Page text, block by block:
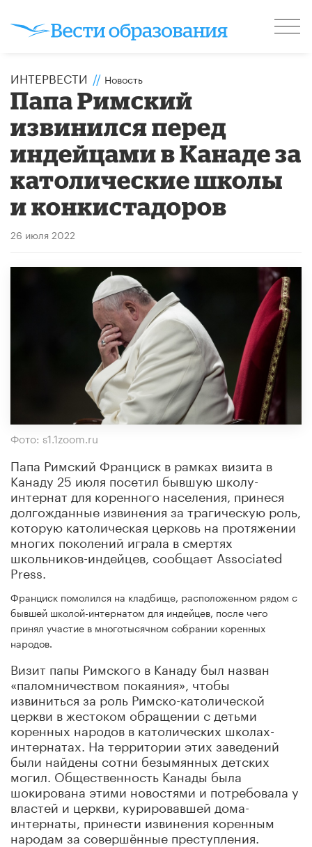
ИНТЕРВЕСТИ // Новость
Папа Римский
извинился перед
индейцами в Канаде за
католические школы
и конкистадоров
26 июля 2022
Фото: s1.1zoom.ru
Папа Римский Франциск в рамках визита в
Канаду 25 июля посетил бывшую школу-
интернат для коренного населения, принеся
долгожданные извинения за трагическую роль,
которую католическая церковь на протяжении
многих поколений играла в смертях
школьников-индейцев, сообщает Associated
Press.
Франциск помолился на кладбище, расположенном рядом с
бывшей школой-интернатом для индейцев, после чего
принял участие в многотысячном собрании коренных
народов.
Визит папы Римского в Канаду был назван
«паломничеством покаяния», чтобы
извиниться за роль Римско-католической
церкви в жестоком обращении с детьми
коренных народов в католических школах-
интернатах. На территории этих заведений
были найдены сотни безымянных детских
могил. Общественность Канады была
шокирована этими новостями и потребовала у
властей и церкви, курировавшей дома-
интернаты, принести извинения коренным
народам за совершённые преступления.